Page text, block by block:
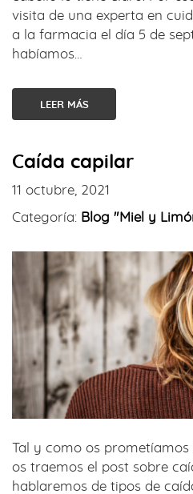
visita de una experta en
a la farmacia el día 5 de
habíamos…
LEER MÁS
Caída capilar
11 octubre, 2021
Categoría: Blog "Miel y
Tal y como os
os traemos el post sobre
hablaremos de tipos de